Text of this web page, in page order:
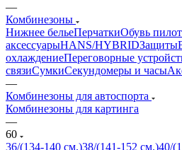
—
Комбинезоны
Нижнее бельеПерчаткиОбувь
аксессуарыHANS/HYBRIDЗащиты
охлаждениеПереговорные
связиСумкиСекундомеры и часы
—
Комбинезоны для автоспорта
Комбинезоны для картинга
—
60
36/(134-140 см.)38/(141-152 см.)40/